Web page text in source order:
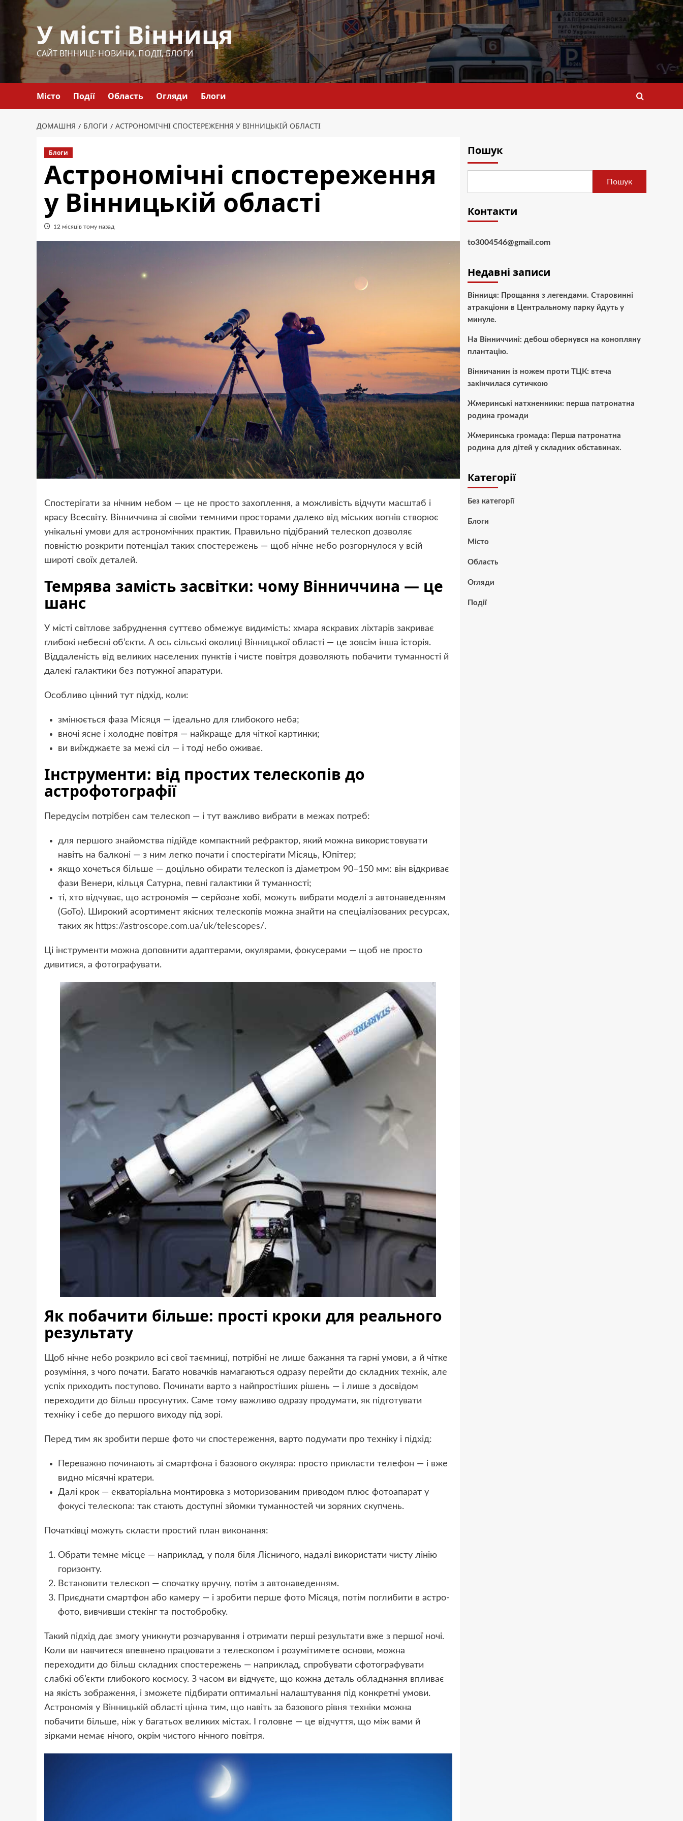
Перейти
У місті Вінниця
САЙТ ВІННИЦІ: НОВИНИ, ПОДІЇ, БЛОГИ
Місто Події Область Огляди Блоги
ДОМАШНЯ БЛОГИ АСТРОНОМІЧНІ СПОСТЕРЕЖЕННЯ У ВІННИЦЬКІЙ ОБЛАСТІ
Блоги
Астрономічні спостереження
у Вінницькій області
12 місяців тому назад
Спостерігати за нічним небом — це не просто захоплення, а можливість відчути масштаб і
красу Всесвіту. Вінниччина зі своїми темними просторами далеко від міських вогнів створює
унікальні умови для астрономічних практик. Правильно підібраний телескоп дозволяє
повністю розкрити потенціал таких спостережень — щоб нічне небо розгорнулося у всій
широті своїх деталей.
Темрява замість засвітки: чому Вінниччина — це
шанс
У місті світлове забруднення суттєво обмежує видимість: хмара яскравих ліхтарів закриває
глибокі небесні об’єкти. А ось сільські околиці Вінницької області — це зовсім інша історія.
Віддаленість від великих населених пунктів і чисте повітря дозволяють побачити туманності й
далекі галактики без потужної апаратури.
Особливо цінний тут підхід, коли:
змінюється фаза Місяця — ідеально для глибокого неба;
вночі ясне і холодне повітря — найкраще для чіткої картинки;
ви виїжджаєте за межі сіл — і тоді небо оживає.
Інструменти: від простих телескопів до
астрофотографії
Передусім потрібен сам телескоп — і тут важливо вибрати в межах потреб:
для першого знайомства підійде компактний рефрактор, який можна використовувати
навіть на балконі — з ним легко почати і спостерігати Місяць, Юпітер;
якщо хочеться більше — доцільно обирати телескоп із діаметром 90–150 мм: він відкриває
фази Венери, кільця Сатурна, певні галактики й туманності;
ті, хто відчуває, що астрономія — серйозне хобі, можуть вибрати моделі з автонаведенням
(GoTo). Широкий асортимент якісних телескопів можна знайти на спеціалізованих ресурсах,
таких як https://astroscope.com.ua/uk/telescopes/.
Ці інструменти можна доповнити адаптерами, окулярами, фокусерами — щоб не просто
дивитися, а фотографувати.
Як побачити більше: прості кроки для реального
результату
Щоб нічне небо розкрило всі свої таємниці, потрібні не лише бажання та гарні умови, а й чітке
розуміння, з чого почати. Багато новачків намагаються одразу перейти до складних технік, але
успіх приходить поступово. Починати варто з найпростіших рішень — і лише з досвідом
переходити до більш просунутих. Саме тому важливо одразу продумати, як підготувати
техніку і себе до першого виходу під зорі.
Перед тим як зробити перше фото чи спостереження, варто подумати про техніку і підхід:
Переважно починають зі смартфона і базового окуляра: просто прикласти телефон — і вже
видно місячні кратери.
Далі крок — екваторіальна монтировка з моторизованим приводом плюс фотоапарат у
фокусі телескопа: так стають доступні зйомки туманностей чи зоряних скупчень.
Початківці можуть скласти простий план виконання:
Обрати темне місце — наприклад, у поля біля Лісничого, надалі використати чисту лінію
горизонту.
Встановити телескоп — спочатку вручну, потім з автонаведенням.
Приєднати смартфон або камеру — і зробити перше фото Місяця, потім поглибити в астро­
фото, вивчивши стекінг та постобробку.
Такий підхід дає змогу уникнути розчарування і отримати перші результати вже з першої ночі.
Коли ви навчитеся впевнено працювати з телескопом і розумітимете основи, можна
переходити до більш складних спостережень — наприклад, спробувати сфотографувати
слабкі об’єкти глибокого космосу. З часом ви відчуєте, що кожна деталь обладнання впливає
на якість зображення, і зможете підбирати оптимальні налаштування під конкретні умови.
Астрономія у Вінницькій області цінна тим, що навіть за базового рівня техніки можна
побачити більше, ніж у багатьох великих містах. І головне — це відчуття, що між вами й
зірками немає нічого, окрім чистого нічного повітря.
Пошук
Пошук
Контакти
to3004546@gmail.com
Недавні записи
Вінниця: Прощання з легендами. Старовинні
атракціони в Центральному парку йдуть у
минуле.
На Вінниччині: дебош обернувся на конопляну
плантацію.
Вінничанин із ножем проти ТЦК: втеча
закінчилася сутичкою
Жмеринські натхненники: перша патронатна
родина громади
Жмеринська громада: Перша патронатна
родина для дітей у складних обставинах.
Категорії
Без категорії
Блоги
Місто
Область
Огляди
Події